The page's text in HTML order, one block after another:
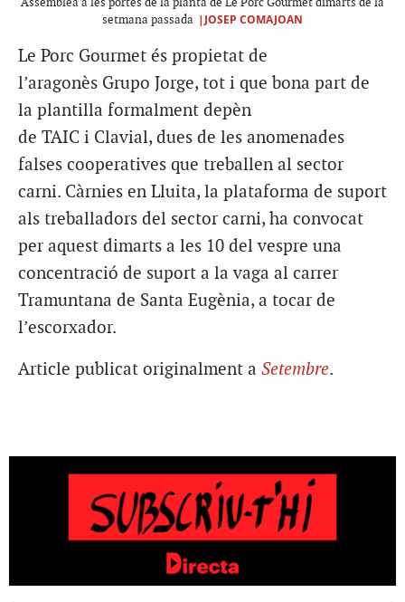
Assemblea a les portes de la planta de Le Porc Gourmet dimarts de la
setmana passada |JOSEP COMAJOAN
Le Porc Gourmet és propietat de
l’aragonès Grupo Jorge, tot i que bona part de
la plantilla formalment depèn
de TAIC i Clavial, dues de les anomenades
falses cooperatives que treballen al sector
carni. Càrnies en Lluita, la plataforma de suport
als treballadors del sector carni, ha convocat
per aquest dimarts a les 10 del vespre una
concentració de suport a la vaga al carrer
Tramuntana de Santa Eugènia, a tocar de
l’escorxador.
Article publicat originalment a Setembre.